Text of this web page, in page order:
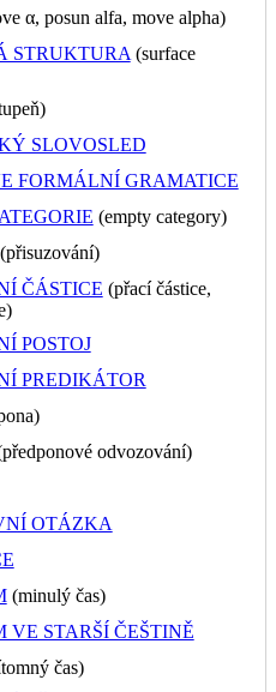
α, posun alfa, move alpha)
STRUKTURA (surface
SLOVOSLED
FORMÁLNÍ GRAMATICE
(empty category)
(přisuzování)
ČÁSTICE (přací částice,
POSTOJ
PREDIKÁTOR
odvozování)
OTÁZKA
(minulý čas)
VE STARŠÍ ČEŠTINĚ
čas)